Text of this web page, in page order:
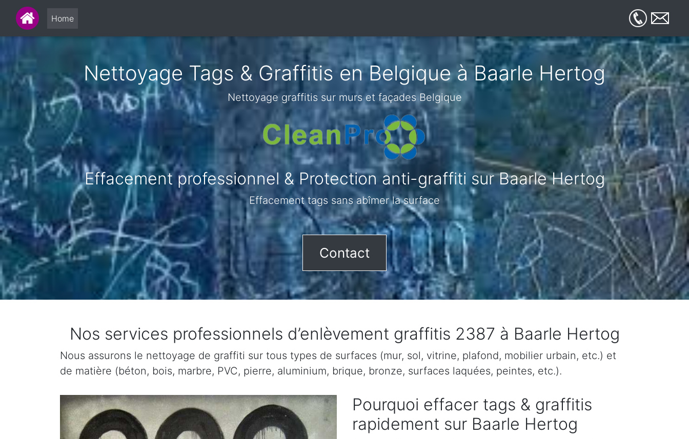
Home
Nettoyage Tags & Graffitis en Belgique à Baarle Hertog
Nettoyage graffitis sur murs et façades Belgique
Effacement professionnel & Protection anti-graffiti sur Baarle Hertog
Effacement tags sans abîmer la surface
Contact
Nos services professionnels d’enlèvement graffitis 2387 à Baarle Hertog
Nous assurons le nettoyage de graffiti sur tous types de surfaces (mur, sol, vitrine, plafond, mobilier urbain, etc.) et
de matière (béton, bois, marbre, PVC, pierre, aluminium, brique, bronze, surfaces laquées, peintes, etc.).
Pourquoi effacer tags & graffitis
rapidement sur Baarle Hertog